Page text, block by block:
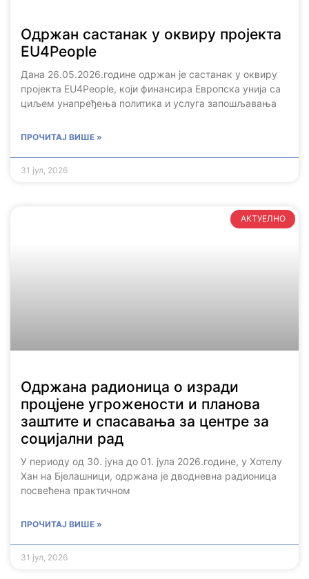
Одржан састанак у оквиру пројекта
EU4People
Дана 26.05.2026.године одржан је састанак у оквиру
пројекта EU4People, који финансира Европска унија са
циљем унапређења политика и услуга запошљавања
ПРОЧИТАЈ ВИШЕ »
31 јул, 2026
АКТУЕЛНО
Одржана радионица о изради
процјене угрожености и планова
заштите и спасавања за центре за
социјални рад
У периоду од 30. јуна до 01. јула 2026.године, у Хотелу
Хан на Бјелашници, одржана је дводневна радионица
посвећена практичном
ПРОЧИТАЈ ВИШЕ »
31 јул, 2026